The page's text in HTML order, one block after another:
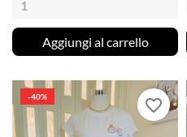
Aggiungi al carrello
-40% favorite_border